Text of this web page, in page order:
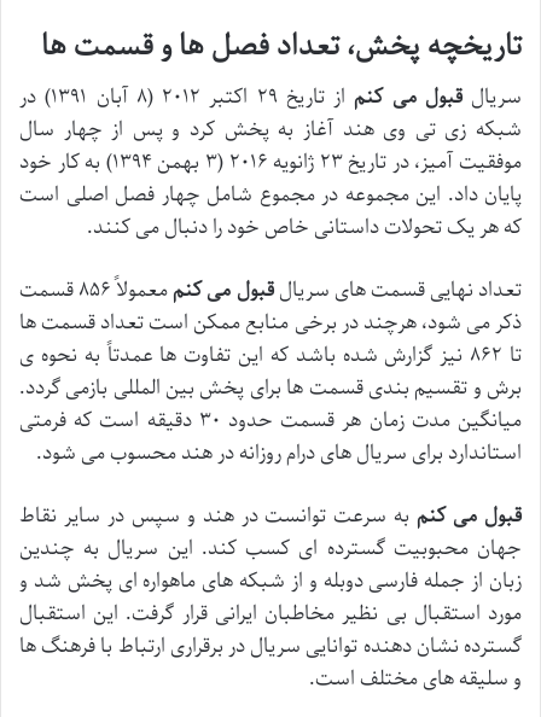
تاریخچه پخش، تعداد فصل ها و قسمت ها
سریالقبول می کنم
از تاریخ ۲۹ اکتبر ۲۰۱۲ (۸ آبان ۱۳۹۱) در
شبکه زی تی وی هند آغاز به پخش کرد و پس از چهار سال
موفقیت آمیز، در تاریخ ۲۳ ژانویه ۲۰۱۶ (۳ بهمن ۱۳۹۴) به کار خود
پایان داد. این مجموعه در مجموع شامل چهار فصل اصلی است
که هر یک تحولات داستانی خاص خود را دنبال می کنند.
تعداد نهایی قسمت های سریالقبول می کنم
معمولاً ۸۵۶ قسمت
ذکر می شود، هرچند در برخی منابع ممکن است تعداد قسمت ها
تا ۸۶۲ نیز گزارش شده باشد که این تفاوت ها عمدتاً به نحوه ی
برش و تقسیم بندی قسمت ها برای پخش بین المللی بازمی گردد.
میانگین مدت زمان هر قسمت حدود ۳۰ دقیقه است که فرمتی
استاندارد برای سریال های درام روزانه در هند محسوب می شود.
قبول می کنم به سرعت توانست در هند و سپس در سایر نقاط
جهان محبوبیت گسترده ای کسب کند. این سریال به چندین
زبان از جمله فارسی دوبله و از شبکه های ماهواره ای پخش شد و
مورد استقبال بی نظیر مخاطبان ایرانی قرار گرفت. این استقبال
گسترده نشان دهنده توانایی سریال در برقراری ارتباط با فرهنگ ها
و سلیقه های مختلف است.